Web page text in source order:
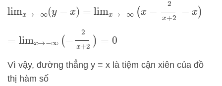
limx→−∞(y− x)
limx x− 2
lim − + )
Vì vậy, đường thẳng y = x là tiệm cận xiên của đồ
thị hàm số